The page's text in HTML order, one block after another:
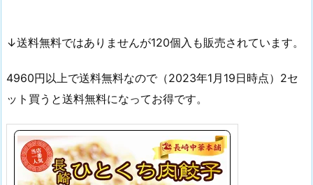
↓送料無料ではありませんが120個入も販売されています。
4960円以上で送料無料なので（2023年1月19日時点）2セ
ット買うと送料無料になってお得です。